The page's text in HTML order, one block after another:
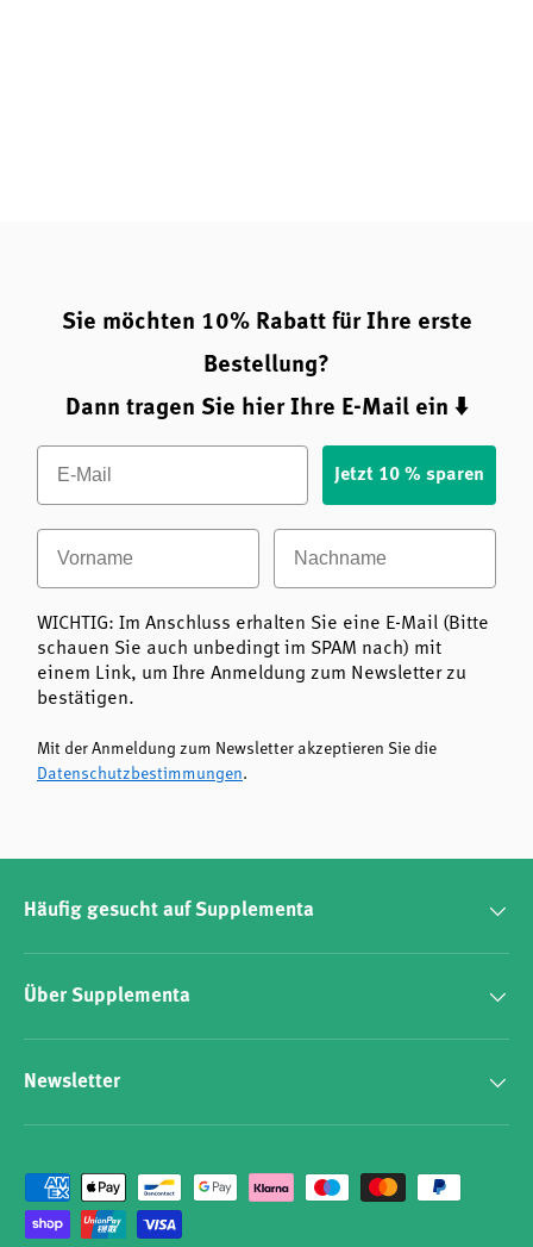
Sie möchten 10% Rabatt für Ihre erste
Bestellung?
Dann tragen Sie hier Ihre E-Mail ein ⬇️
Email
Jetzt 10 % sparen
Vorname Nachname
WICHTIG: Im Anschluss erhalten Sie eine E-Mail (Bitte
schauen Sie auch unbedingt im SPAM nach) mit
einem Link, um Ihre Anmeldung zum Newsletter zu
bestätigen.
Mit der Anmeldung zum Newsletter akzeptieren Sie die
Datenschutzbestimmungen.
Häufig gesucht auf Supplementa
Über Supplementa
Newsletter
Zahlungsmethoden